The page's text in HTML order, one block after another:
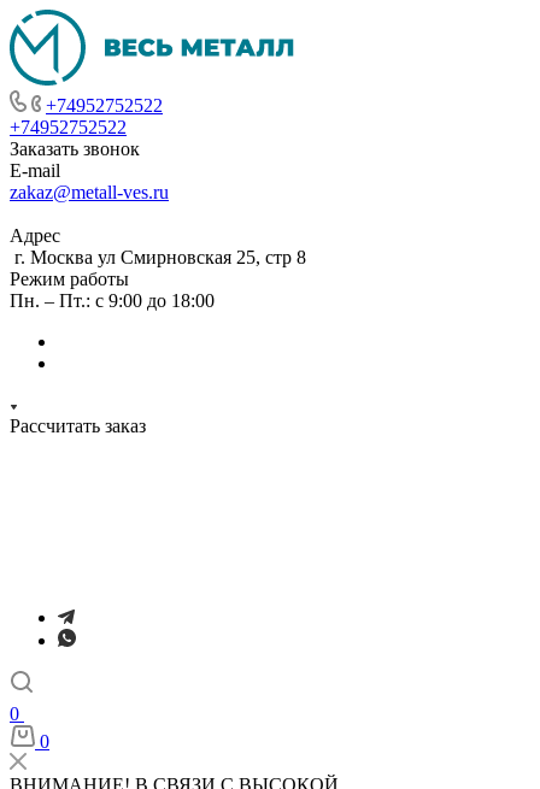
+74952752522
+74952752522
Заказать звонок
E-mail
zakaz@metall-ves.ru
Адрес
г. Москва ул Смирновская 25, стр 8
Режим работы
Пн. – Пт.: с 9:00 до 18:00
Рассчитать заказ
0
0
ВНИМАНИЕ! В СВЯЗИ С ВЫСОКОЙ